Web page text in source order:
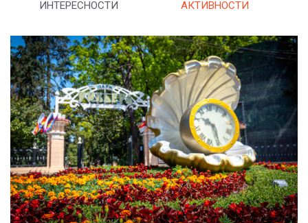
ИНТЕРЕСНОСТИ АКТИВНОСТИ